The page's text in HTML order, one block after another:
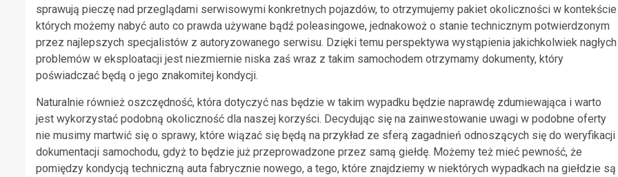
sprawują pieczę nad przeglądami serwisowymi konkretnych pojazdów, to otrzymujemy pakiet okoliczności w kontekście
których możemy nabyć auto co prawda używane bądź poleasingowe, jednakowoż o stanie technicznym potwierdzonym
przez najlepszych specjalistów z autoryzowanego serwisu. Dzięki temu perspektywa wystąpienia jakichkolwiek nagłych
problemów w eksploatacji jest niezmiernie niska zaś wraz z takim samochodem otrzymamy dokumenty, który
poświadczać będą o jego znakomitej kondycji.
Naturalnie również oszczędność, która dotyczyć nas będzie w takim wypadku będzie naprawdę zdumiewająca i warto
jest wykorzystać podobną okoliczność dla naszej korzyści. Decydując się na zainwestowanie uwagi w podobne oferty
nie musimy martwić się o sprawy, które wiązać się będą na przykład ze sferą zagadnień odnoszących się do weryfikacji
dokumentacji samochodu, gdyż to będzie już przeprowadzone przez samą giełdę. Możemy też mieć pewność, że
pomiędzy kondycją techniczną auta fabrycznie nowego, a tego, które znajdziemy w niektórych wypadkach na giełdzie są